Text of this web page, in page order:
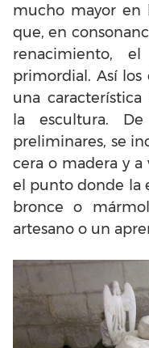
mucho mayor en
que, en
renacimiento,
primordial. Así los
una
la escultura.
preliminares, se
cera o madera y a
el punto donde la
bronce o
artesano o un